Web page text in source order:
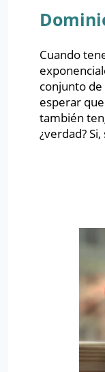
Cuando
conjunto
esperar
también
¿verdad?